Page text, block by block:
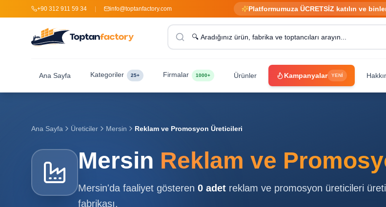
+90 312 911 59 34 info@toptanfactory.com Platformumuza ÜCRETSİZ katılın ve
Ana Sayfa Kategoriler 25+ Firmalar 1000+ Ürünler Kampanyalar YENİ
Ana Sayfa Üreticiler Mersin Reklam ve Promosyon Üreticileri
Mersin Reklam ve
Mersin'da faaliyet gösteren 0 adet reklam ve promosyon üreticileri
fabrikası.